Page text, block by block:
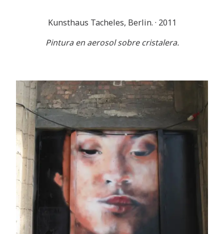
Kunsthaus Tacheles, Berlin. · 2011
Pintura en aerosol sobre cristalera.